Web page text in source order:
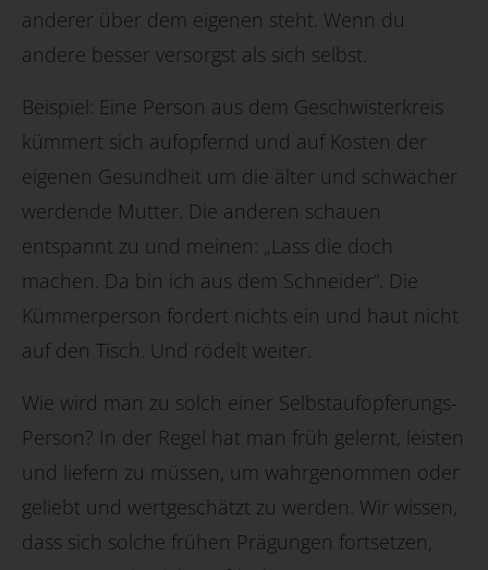
anderer über dem eigenen steht. Wenn du
andere besser versorgst als sich selbst.
Beispiel: Eine Person aus dem Geschwisterkreis
kümmert sich aufopfernd und auf Kosten der
eigenen Gesundheit um die älter und schwächer
werdende Mutter. Die anderen schauen
entspannt zu und meinen: „Lass die doch
machen. Da bin ich aus dem Schneider“. Die
Kümmerperson fordert nichts ein und haut nicht
auf den Tisch. Und rödelt weiter.
Wie wird man zu solch einer Selbstaufopferungs-
Person? In der Regel hat man früh gelernt, leisten
und liefern zu müssen, um wahrgenommen oder
geliebt und wertgeschätzt zu werden. Wir wissen,
dass sich solche frühen Prägungen fortsetzen,